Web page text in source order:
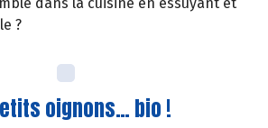
?
oignons… bio !